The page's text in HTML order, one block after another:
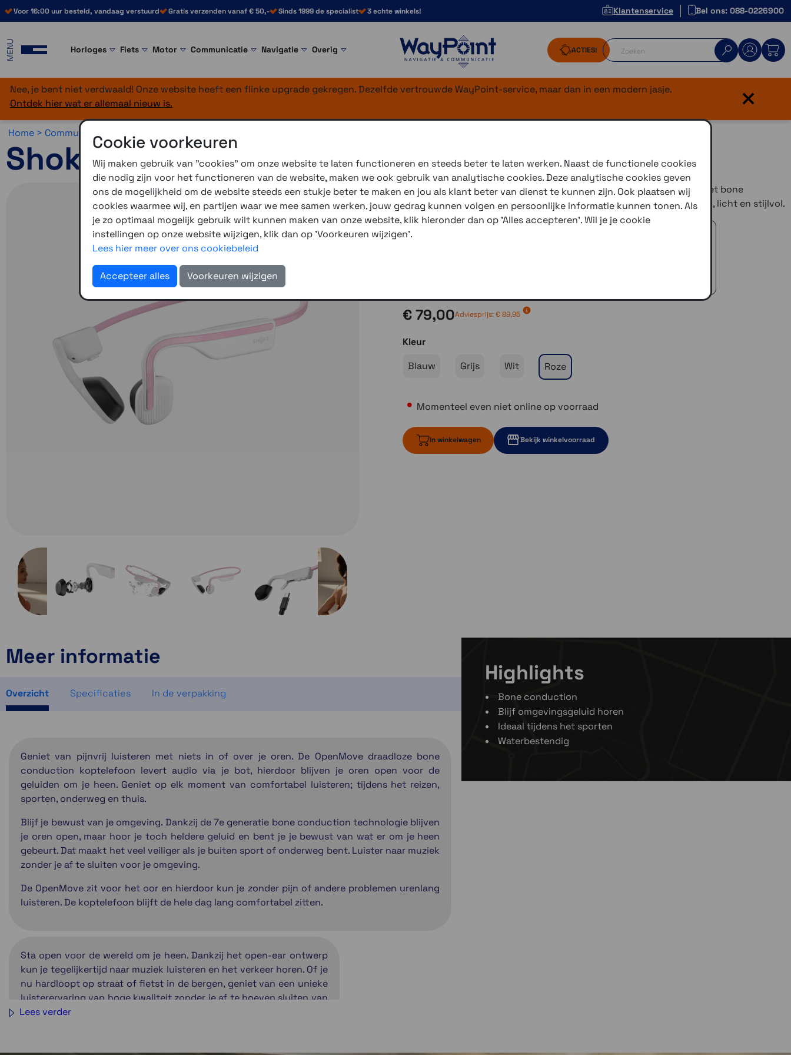
Voor 16:00 uur besteld, vandaag verstuurd Gratis verzenden vanaf € 50,- Sinds 1999 de specialist 3 echte winkels! Klantenservice Bel ons: 088-0226900
MENU Horloges Fiets Motor Communicatie Navigatie Overig ACTIES!
Nee, je bent niet verdwaald! Onze website heeft een flinke upgrade gekregen. Dezelfde vertrouwde WayPoint-service, maar dan in een modern jasje.
Ontdek hier wat er allemaal nieuw is.
×
Home > Communicatie >
Shokz OpenMove-roze
Ontdek de Shokz OpenMove: comfortabele open-ear koptelefoon met bone
conduction technologie, ideaal voor sport en dagelijks gebruik. Veilig, licht en stijlvol.
3 winkels voor uitleg en advies!
€ 79,00Adviesprijs: € 89,95
Kleur
Blauw
Grijs Wit Roze
Momenteel even niet online op voorraad
In winkelwagen Bekijk winkelvoorraad
Meer informatie
Overzicht Specificaties In de verpakking
Geniet van pijnvrij luisteren met niets in of over je oren. De OpenMove draadloze bone
conduction koptelefoon levert audio via je bot, hierdoor blijven je oren open voor de
geluiden om je heen. Geniet op elk moment van comfortabel luisteren; tijdens het reizen,
sporten, onderweg en thuis.
Blijf je bewust van je omgeving. Dankzij de 7e generatie bone conduction technologie blijven
je oren open, maar hoor je toch heldere geluid en bent je je bewust van wat er om je heen
gebeurt. Dat maakt het veel veiliger als je buiten sport of onderweg bent. Luister naar muziek
zonder je af te sluiten voor je omgeving.
De OpenMove zit voor het oor en hierdoor kun je zonder pijn of andere problemen urenlang
luisteren. De koptelefoon blijft de hele dag lang comfortabel zitten.
Sta open voor de wereld om je heen. Dankzij het open-ear ontwerp
kun je tegelijkertijd naar muziek luisteren en het verkeer horen. Of je
nu hardloopt op straat of fietst in de bergen, geniet van een unieke
luisterervaring van hoge kwaliteit zonder je af te hoeven sluiten van
de wereld om je heen.
Lees verder
Highlights
Bone conduction
Blijf omgevingsgeluid horen
Ideaal tijdens het sporten
Waterbestendig
Cookie voorkeuren
Wij maken gebruik van "cookies" om onze website te laten functioneren en steeds beter te laten werken. Naast de functionele cookies
die nodig zijn voor het functioneren van de website, maken we ook gebruik van analytische cookies. Deze analytische cookies geven
ons de mogelijkheid om de website steeds een stukje beter te maken en jou als klant beter van dienst te kunnen zijn. Ook plaatsen wij
cookies waarmee wij, en partijen waar we mee samen werken, jouw gedrag kunnen volgen en persoonlijke informatie kunnen tonen. Als
je zo optimaal mogelijk gebruik wilt kunnen maken van onze website, klik hieronder dan op 'Alles accepteren'. Wil je je cookie
instellingen op onze website wijzigen, klik dan op 'Voorkeuren wijzigen'.
Lees hier meer over ons cookiebeleid
Accepteer alles Voorkeuren wijzigen